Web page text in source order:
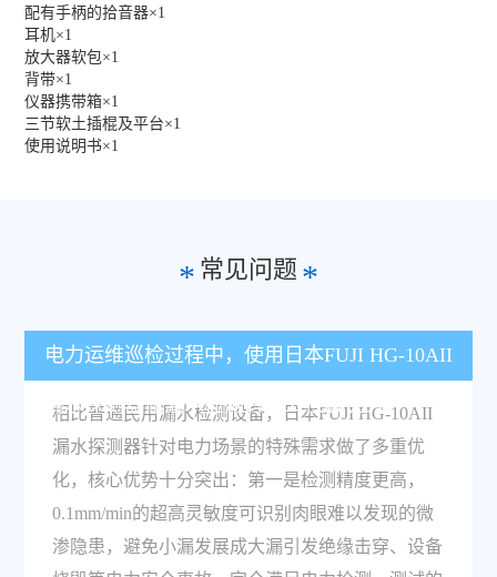
配有手柄的拾音器×1
耳机×1
放大器软包×1
背带×1
仪器携带箱×1
三节软土插棍及平台×1
使用说明书×1
* 常见问题 *
电力运维巡检过程中，使用日本FUJI HG-10AII
漏水探测器做漏水检测有什么核心优势？
相比普通民用漏水检测设备，日本FUJI HG-10AII
漏水探测器针对电力场景的特殊需求做了多重优
化，核心优势十分突出：第一是检测精度更高，
0.1mm/min的超高灵敏度可识别肉眼难以发现的微
渗隐患，避免小漏发展成大漏引发绝缘击穿、设备